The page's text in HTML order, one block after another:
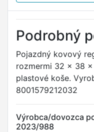
Podrobný
Pojazdný kovový
rozmermi 32 x 38
plastové koše.
8001579212032
Výrobca/dovozca
2023/988